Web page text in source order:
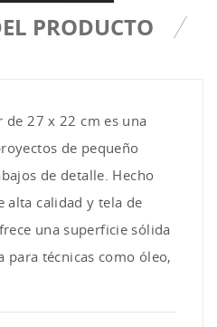
PRODUCTO
de 27 x 22 cm es una
de pequeño
de detalle. Hecho
alta calidad y tela de
una superficie sólida
técnicas como óleo,